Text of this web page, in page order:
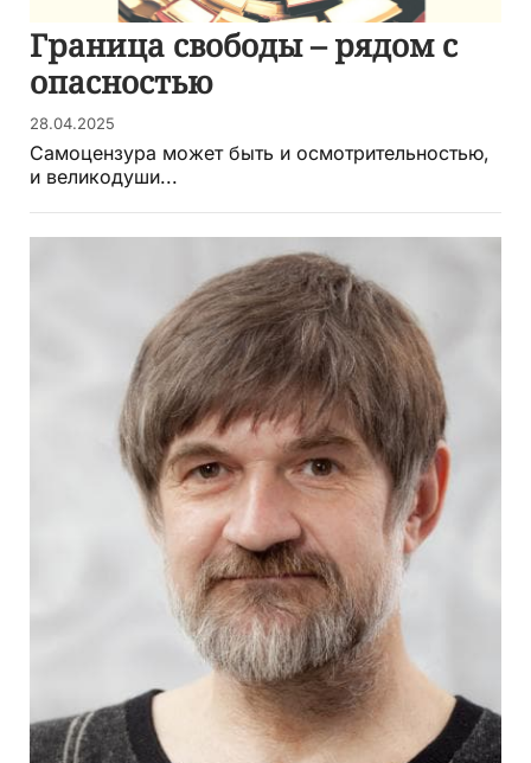
Граница свободы – рядом с
опасностью
28.04.2025
Самоцензура может быть и осмотрительностью,
и великодуши...